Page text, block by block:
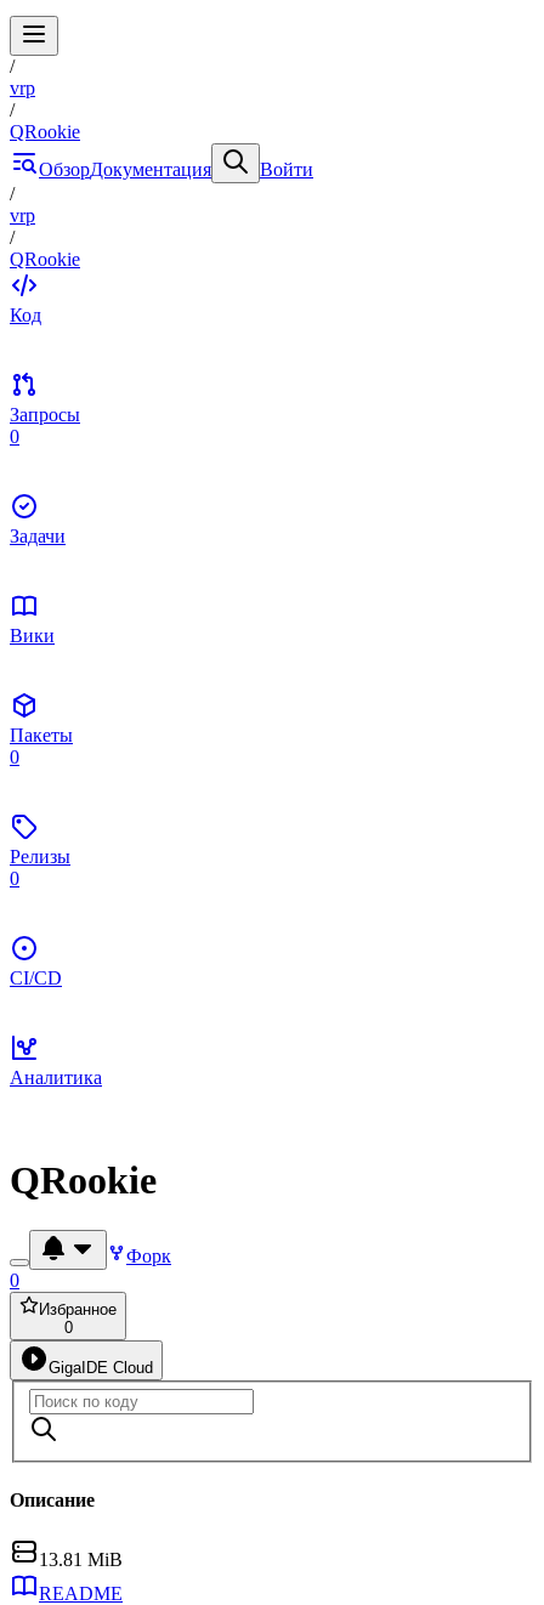
/
vrp
/
QRookie
ОбзорДокументация
Войти
/
vrp
/
QRookie
Код
Запросы
0
Задачи
Вики
Пакеты
0
Релизы
0
CI/CD
Аналитика
QRookie
Форк
0
Избранное
0
GigaIDE Cloud
Описание
13.81 MiB
README